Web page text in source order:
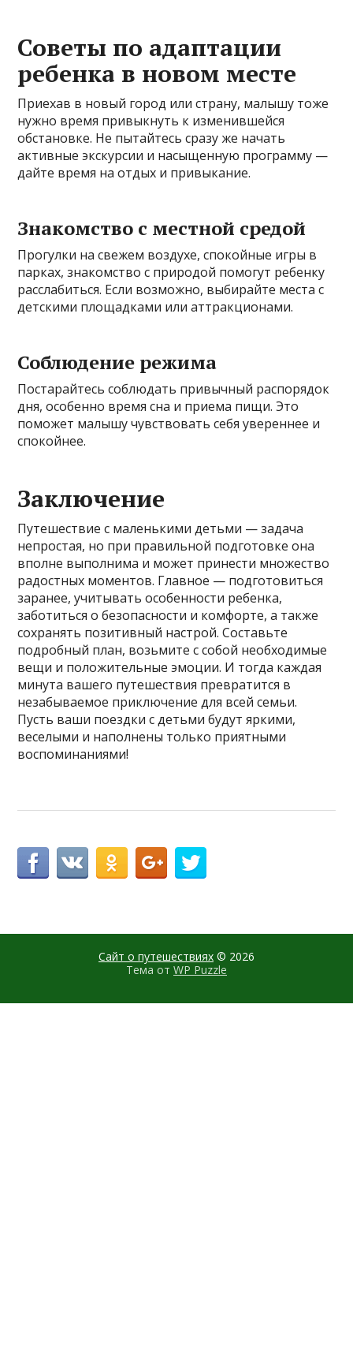
Советы по адаптации
ребенка в новом месте
Приехав в новый город или страну, малышу тоже
нужно время привыкнуть к изменившейся
обстановке. Не пытайтесь сразу же начать
активные экскурсии и насыщенную программу —
дайте время на отдых и привыкание.
Знакомство с местной средой
Прогулки на свежем воздухе, спокойные игры в
парках, знакомство с природой помогут ребенку
расслабиться. Если возможно, выбирайте места с
детскими площадками или аттракционами.
Соблюдение режима
Постарайтесь соблюдать привычный распорядок
дня, особенно время сна и приема пищи. Это
поможет малышу чувствовать себя увереннее и
спокойнее.
Заключение
Путешествие с маленькими детьми — задача
непростая, но при правильной подготовке она
вполне выполнима и может принести множество
радостных моментов. Главное — подготовиться
заранее, учитывать особенности ребенка,
заботиться о безопасности и комфорте, а также
сохранять позитивный настрой. Составьте
подробный план, возьмите с собой необходимые
вещи и положительные эмоции. И тогда каждая
минута вашего путешествия превратится в
незабываемое приключение для всей семьи.
Пусть ваши поездки с детьми будут яркими,
веселыми и наполнены только приятными
воспоминаниями!
Сайт о путешествиях © 2026
Тема от WP Puzzle